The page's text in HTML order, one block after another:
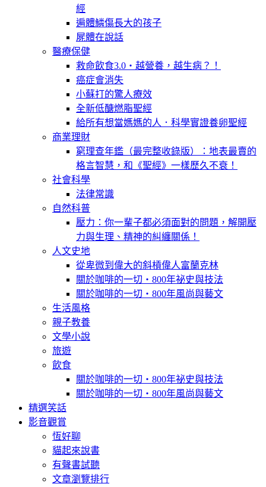
經
遍體鱗傷長大的孩子
屍體在說話
醫療保健
救命飲食3.0‧越營養，越生病？！
癌症會消失
小蘇打的驚人療效
全新低醣燃脂聖經
給所有想當媽媽的人．科學實證養卵聖經
商業理財
窮理查年鑑（最完整收錄版）：地表最賣的
格言智慧，和《聖經》一樣歷久不衰！
社會科學
法律常識
自然科普
壓力：你一輩子都必須面對的問題，解開壓
力與生理、精神的糾纏關係！
人文史地
從卑微到偉大的斜槓偉人富蘭克林
關於咖啡的一切‧800年祕史與技法
關於咖啡的一切‧800年風尚與藝文
生活風格
親子教養
文學小說
旅遊
飲食
關於咖啡的一切‧800年祕史與技法
關於咖啡的一切‧800年風尚與藝文
精選笑話
影音觀賞
恆好聊
貓起來說書
有聲書試聽
文章瀏覽排行